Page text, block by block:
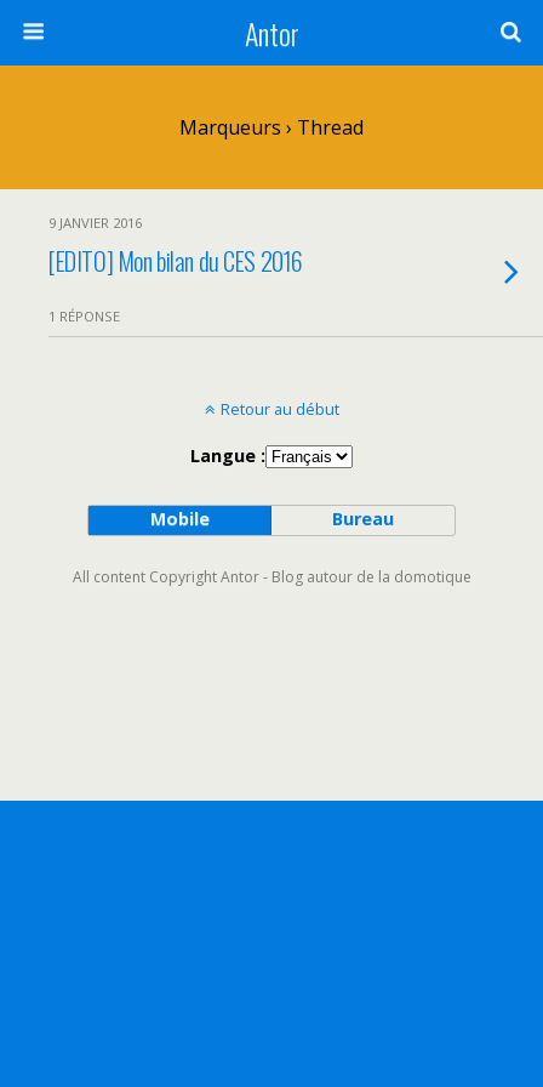
Antor
Marqueurs › Thread
9 JANVIER 2016
[EDITO] Mon bilan du CES 2016
1 RÉPONSE
Retour au début
Langue :
Mobile Bureau
All content Copyright Antor - Blog autour de la domotique